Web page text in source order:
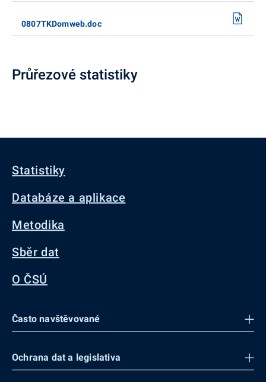
0807TKDomweb.doc
Průřezové statistiky
Statistiky
Databáze a aplikace
Metodika
Sběr dat
O ČSÚ
Často navštěvované
Ochrana dat a legislativa